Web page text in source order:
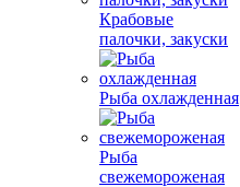
Крабовые
палочки, закуски
Рыба охлажденная
Рыба
свежемороженая